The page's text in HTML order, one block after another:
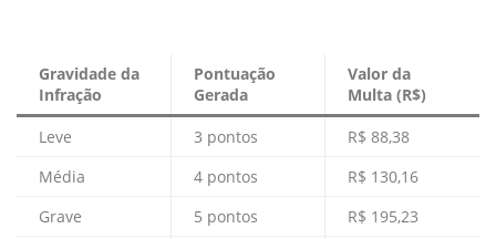
Gravidade da
Infração
Pontuação
Gerada
Valor da
Multa (R$)
Leve
3 pontos
R$ 88,38
Média
4 pontos
R$ 130,16
Grave
5 pontos
R$ 195,23